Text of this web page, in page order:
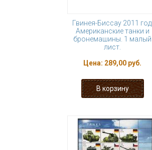
Гвинея-Биссау 2011 год.
Американские танки и
бронемашины. 1 малый
лист.
Цена: 289,00 руб.